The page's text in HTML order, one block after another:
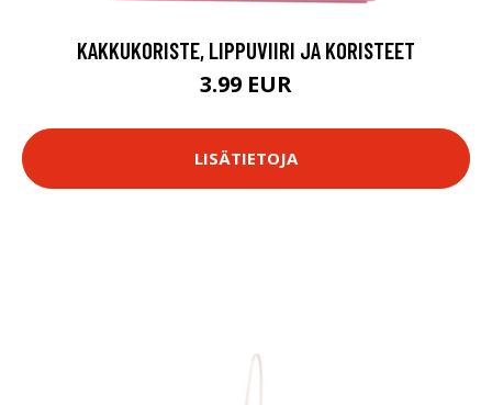
KAKKUKORISTE, LIPPUVIIRI JA KORISTEET
3.99 EUR
LISÄTIETOJA